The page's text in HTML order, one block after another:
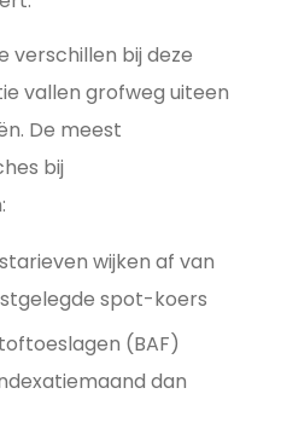
verschillen bij deze
vallen grofweg uiteen
De meest
bij
wijken af van
spot-koers
(BAF)
dan